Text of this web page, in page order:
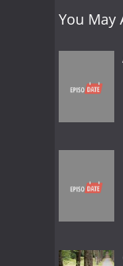
You May